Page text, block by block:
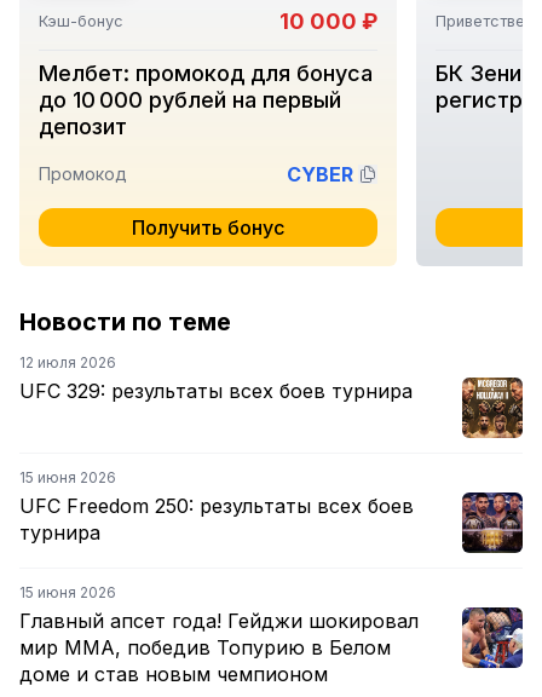
Кэш-бонус 10 000 ₽
Мелбет: промокод для бонуса
до 10 000 рублей на первый
депозит
Промокод CYBER
Получить бонус
БК
Новости по теме
12 июля 2026
UFC 329: результаты всех боев турнира
15 июня 2026
UFC Freedom 250: результаты всех боев
турнира
15 июня 2026
Главный апсет года! Гейджи шокировал
мир ММА, победив Топурию в Белом
доме и став новым чемпионом